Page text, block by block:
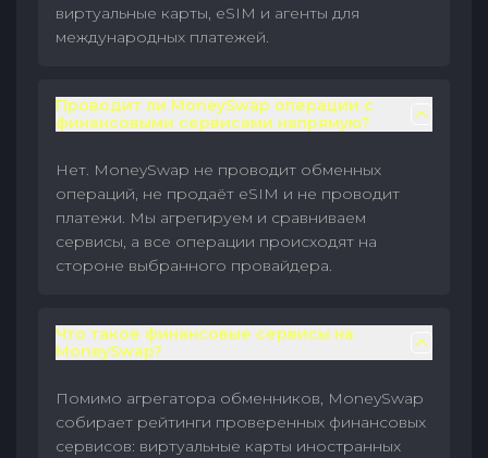
виртуальные карты, eSIM и агенты для
международных платежей.
Проводит ли MoneySwap операции с
финансовыми сервисами напрямую?
Нет. MoneySwap не проводит обменных
операций, не продаёт eSIM и не проводит
платежи. Мы агрегируем и сравниваем
сервисы, а все операции происходят на
стороне выбранного провайдера.
Что такое финансовые сервисы на
MoneySwap?
Помимо агрегатора обменников, MoneySwap
собирает рейтинги проверенных финансовых
сервисов: виртуальные карты иностранных